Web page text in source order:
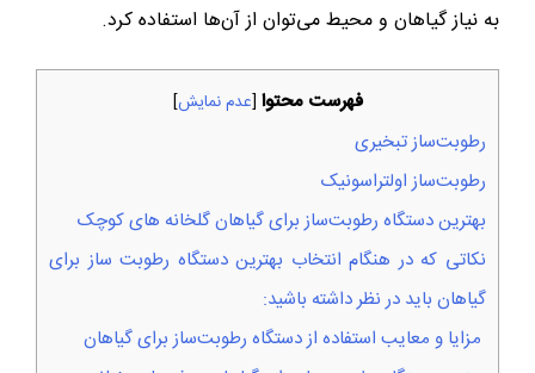
به نیاز گیاهان و محیط می‌توان از آن‌ها استفاده کرد.
فهرست محتوا [عدم نمایش]
رطوبت‌ساز تبخیری
رطوبت‌ساز اولتراسونیک
بهترین دستگاه رطوبت‌ساز برای گیاهان گلخانه‌ های کوچک
نکاتی که در هنگام انتخاب بهترین دستگاه‌ رطوبت ساز برای
گیاهان باید در نظر داشته باشید:
مزایا و معایب استفاده از دستگاه رطوبت‌ساز برای گیاهان